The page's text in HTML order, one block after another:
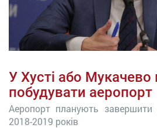
У Хусті або
побудувати аеропорт
Аеропорт планують завершити
2018-2019 років